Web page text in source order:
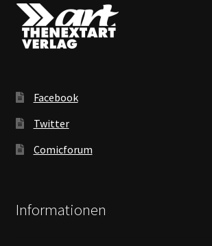
Facebook
Twitter
Comicforum
Informationen